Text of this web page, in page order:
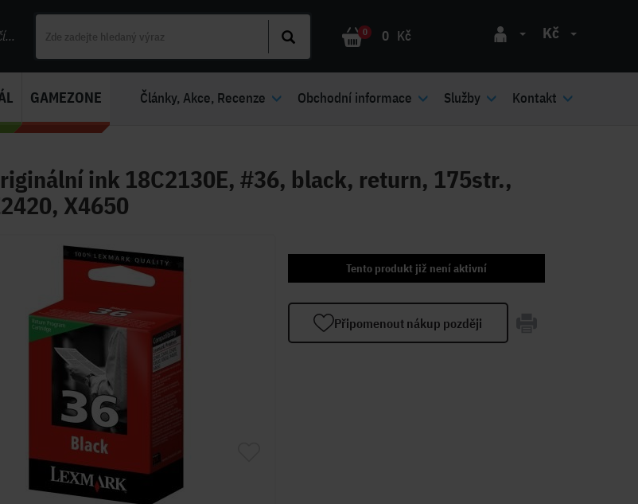
0 0 Kč Kč
GAMEZONE Články, Akce, Recenze Obchodní informace Služby Kontakt
ink 18C2130E, #36, black, return, 175str.,
X4650
Tento produkt již není aktivní
Připomenout nákup později